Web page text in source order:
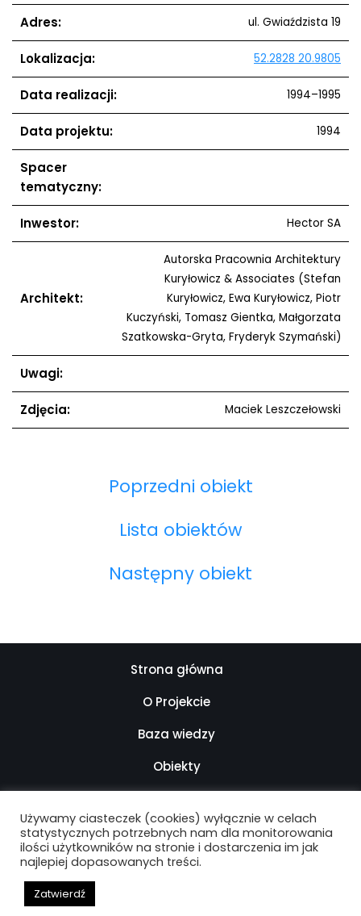
Adres: ul. Gwiaździsta 19
Lokalizacja: 52.2828 20.9805
Data realizacji: 1994–1995
Data projektu: 1994
Spacer
tematyczny:
Inwestor: Hector SA
Architekt:
Autorska Pracownia Architektury
Kuryłowicz & Associates (Stefan
Kuryłowicz, Ewa Kuryłowicz, Piotr
Kuczyński, Tomasz Gientka, Małgorzata
Szatkowska-Gryta, Fryderyk Szymański)
Uwagi:
Zdjęcia: Maciek Leszczełowski
Poprzedni obiekt
Lista obiektów
Następny obiekt
Strona główna
O Projekcie
Baza wiedzy
Obiekty
Mapa strony
Deklaracja dostępności
ARCHIwum Warszawy Lat 90. - 2021
Używamy ciasteczek (cookies) wyłącznie w celach
statystycznych potrzebnych nam dla monitorowania
ilości użytkowników na stronie i dostarczenia im jak
najlepiej dopasowanych treści.
Zatwierdź